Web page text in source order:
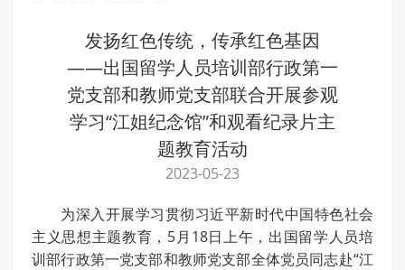
发扬红色传统，传承红色基因
——出国留学人员培训部行政第一
党支部和教师党支部联合开展参观
学习“江姐纪念馆”和观看纪录片主
题教育活动
2023-05-23
为深入开展学习贯彻习近平新时代中国特色社会
主义思想主题教育，5月18日上午，出国留学人员培
训部行政第一党支部和教师党支部全体党员同志赴“江